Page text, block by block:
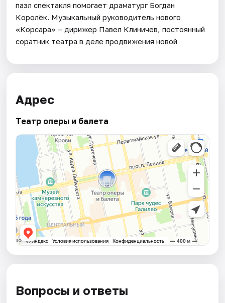
пазл спектакля помогает драматург Богдан
Королёк. Музыкальный руководитель нового
«Корсара» – дирижер Павел Клиничев, постоянный
соратник театра в деле продвижения новой
Адрес
Театр оперы и балета
Вопросы и ответы